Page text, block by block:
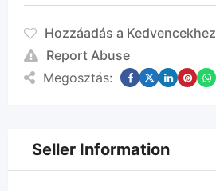
Hozzáadás a Kedvencekhez
Report Abuse
Megosztás:
Seller Information